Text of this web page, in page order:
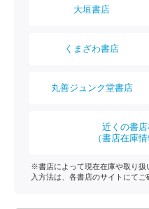
大垣書店
くまざわ書店
丸善ジュンク堂書店
近くの書
（書店在庫
※書店によって現在在庫や取り扱
入方法は、各書店のサイトにてご